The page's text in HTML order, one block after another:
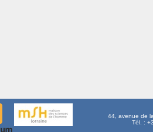
44, avenue de
Tél. :